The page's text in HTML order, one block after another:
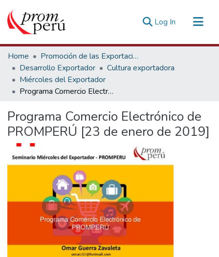
Log In (current)
Communities & Collections
All of DSpace
Statistics
Estadísticas Externas
Home
Promoción de las Exportaciones
Desarrollo Exportador
Cultura exportadora
Miércoles del Exportador
Programa Comercio Electrónico de PROMPERÚ [23 de enero de 2019]
Programa Comercio Electrónico de
PROMPERÚ [23 de enero de 2019]